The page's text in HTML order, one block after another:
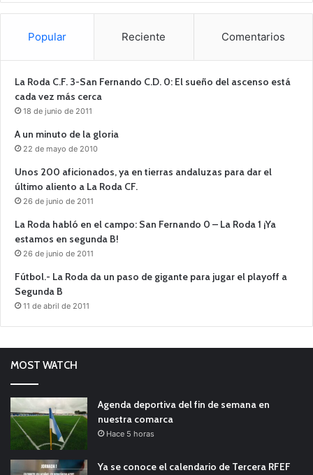
Popular Reciente Comentarios
La Roda C.F. 3-San Fernando C.D. 0: El sueño del ascenso está
cada vez más cerca
18 de junio de 2011
A un minuto de la gloria
22 de mayo de 2010
Unos 200 aficionados, ya en tierras andaluzas para dar el
último aliento a La Roda CF.
26 de junio de 2011
La Roda habló en el campo: San Fernando 0 – La Roda 1 ¡Ya
estamos en segunda B!
26 de junio de 2011
Fútbol.- La Roda da un paso de gigante para jugar el playoff a
Segunda B
11 de abril de 2011
MOST WATCH
Agenda deportiva del fin de semana en
nuestra comarca
Hace 5 horas
Ya se conoce el calendario de Tercera RFEF